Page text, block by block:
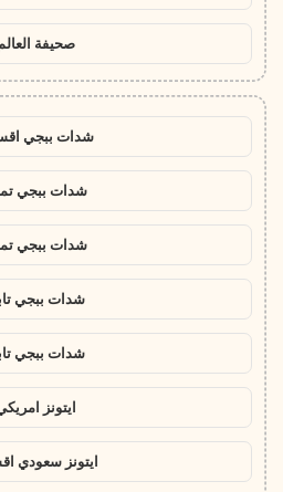
صحيفة
شدات ببجي
شدات ببجي
شدات ببجي
شدات ببجي
شدات ببجي
ايتونز
ايتونز سعودي